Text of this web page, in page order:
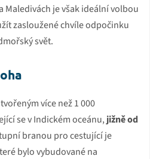
Maledivách je však ideální volbou
zasloužené chvíle odpočinku
svět.
více než 1 000
se v Indickém oceánu, jižně od
branou pro cestující je
bylo vybudované na